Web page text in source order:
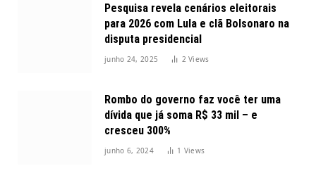
Pesquisa revela cenários eleitorais
para 2026 com Lula e clã Bolsonaro na
disputa presidencial
junho 24, 2025 2Views
Rombo do governo faz você ter uma
dívida que já soma R$ 33 mil – e
cresceu 300%
junho 6, 2024 1 Views